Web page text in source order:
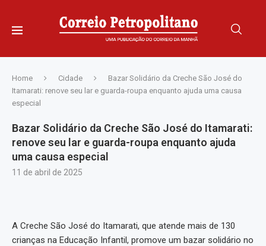
Home Cidade
Bazar Solidário da Creche São José do
Itamarati: renove seu lar e guarda-roupa enquanto ajuda uma causa
especial
Bazar Solidário da Creche São José do Itamarati:
renove seu lar e guarda-roupa enquanto ajuda
uma causa especial
11 de abril de 2025
A Creche São José do Itamarati, que atende mais de 130
crianças na Educação Infantil, promove um bazar solidário no